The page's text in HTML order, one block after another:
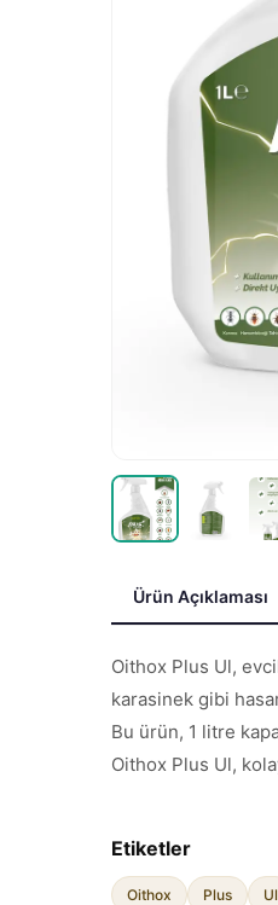
Ürün Açıklaması
Oithox Plus Ul,
karasinek gibi
Bu ürün, 1 litre
Oithox Plus Ul,
Etiketler
Oithox Plus Ul